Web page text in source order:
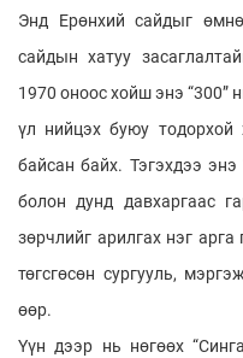
Энд Ерөнхий сайдыг
сайдын хатуу
1970 оноос хойш энэ “300”
үл нийцэх буюу тодорхой
байсан байх. Тэгэхдээ энэ
болон дунд давхаргаас
зөрчлийг арилгах нэг
төгсгөсөн сургууль,
өөр.
Үүн дээр нь нөгөөх